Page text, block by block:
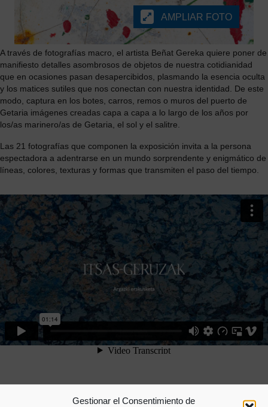
Gestionar el Consentimiento de
AMPLIAR FOTO
A través de fotografías macro, el artista Beñat Gereka quiere poner de
manifiesto detalles asombrosos de objetos de nuestra cotidianidad
que en ocasiones pasan desapercibidos, plasmando la esencia oculta
y los matices sutiles que nos conectan con nuestra identidad. De este
modo, captura en los botes, carros, remos o muros del puerto de
Getaria imágenes creadas capa a capa a lo largo de los años por
los/as marinero/as de Getaria, el sol y el salitre.
Las 21 fotografías que componen la exposición invita a la persona
espectadora a adentrarse en un mundo sorprendente y enigmático de
líneas, colores, texturas y formas que transmiten el paso del tiempo.